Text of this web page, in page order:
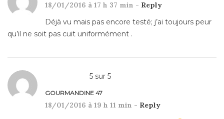
18/01/2016 à 17 h 37 min - Reply
Déjà vu mais pas encore testé; j’ai toujours peur
qu’il ne soit pas cuit uniformément .
5 sur 5
GOURMANDINE 47
18/01/2016 à 19 h 11 min - Reply